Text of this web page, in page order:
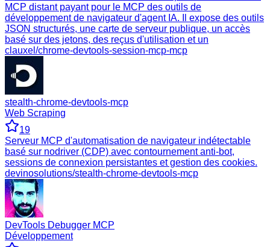
MCP distant payant pour le MCP des outils de
développement de navigateur d'agent IA. Il expose des outils
JSON structurés, une carte de serveur publique, un accès
basé sur des jetons, des reçus d'utilisation et un
clauxel/chrome-devtools-session-mcp-mcp
stealth-chrome-devtools-mcp
Web Scraping
19
Serveur MCP d'automatisation de navigateur indétectable
basé sur nodriver (CDP) avec contournement anti-bot,
sessions de connexion persistantes et gestion des cookies.
devinosolutions/stealth-chrome-devtools-mcp
DevTools Debugger MCP
Développement